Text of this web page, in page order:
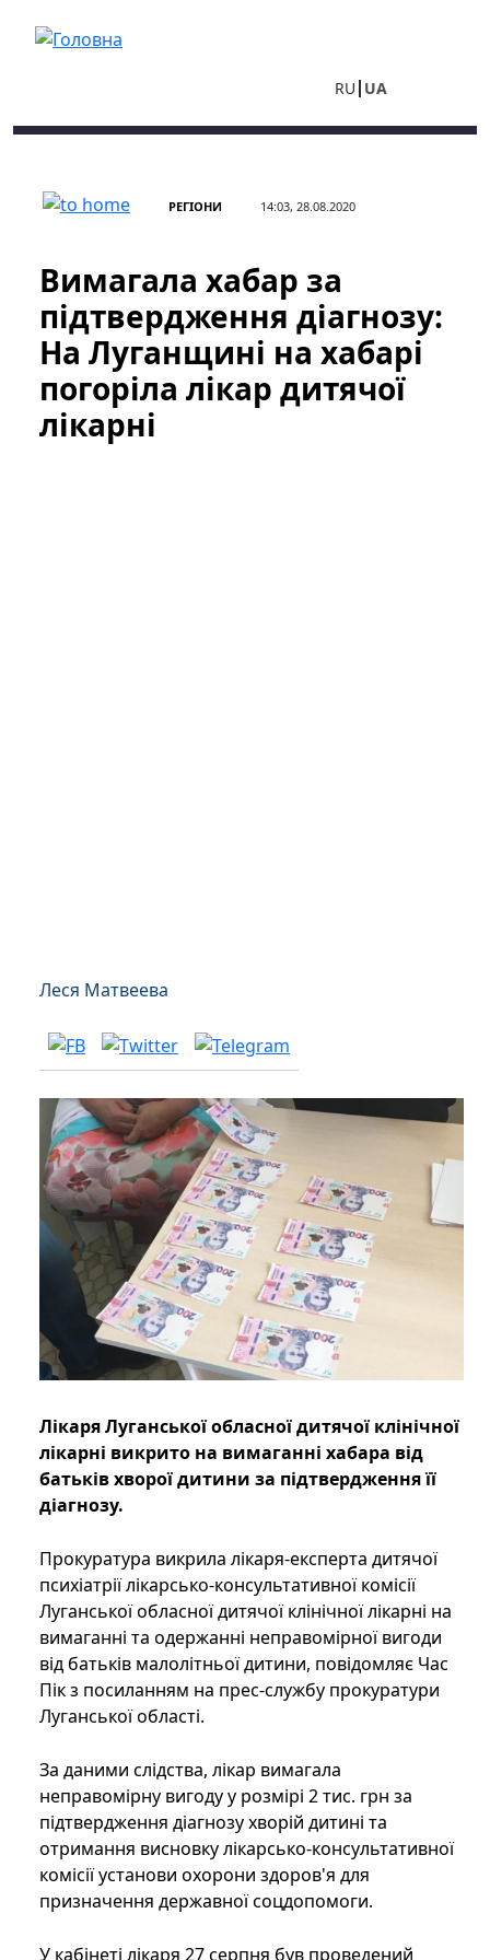
RU UA
РЕГІОНИ 14:03, 28.08.2020
Вимагала хабар за
підтвердження діагнозу:
На Луганщині на хабарі
погоріла лікар дитячої
лікарні
Леся Матвеева
Лікаря Луганської обласної дитячої клінічної
лікарні викрито на вимаганні хабара від
батьків хворої дитини за підтвердження її
діагнозу.
Прокуратура викрила лікаря-експерта дитячої
психіатрії лікарсько-консультативної комісії
Луганської обласної дитячої клінічної лікарні на
вимаганні та одержанні неправомірної вигоди
від батьків малолітньої дитини, повідомляє Час
Пік з посиланням на прес-службу прокуратури
Луганської області.
За даними слідства, лікар вимагала
неправомірну вигоду у розмірі 2 тис. грн за
підтвердження діагнозу хворій дитині та
отримання висновку лікарсько-консультативної
комісії установи охорони здоров'я для
призначення державної соцдопомоги.
У кабінеті лікаря 27 серпня був проведений